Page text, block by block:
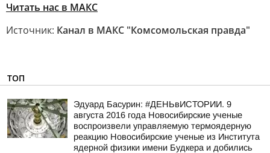
Читать нас в MAКС
Источник: Канал в МАКС "Комсомольская правда"
ТОП
Эдуард Басурин: #ДЕНЬвИСТОРИИ. 9
августа 2016 года Новосибирские ученые
воспроизвели управляемую термоядерную
реакцию Новосибирские ученые из Института
ядерной физики имени Будкера и добились